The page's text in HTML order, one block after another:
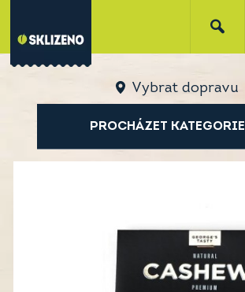
Vybrat dopravu
PROCHÁZET KATEGORIE